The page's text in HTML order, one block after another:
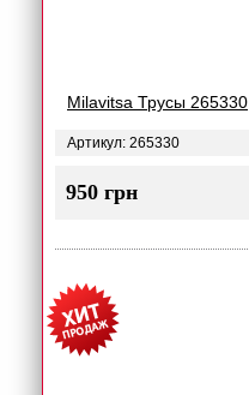
Milavitsa Трусы 265330
Артикул: 265330
950 грн